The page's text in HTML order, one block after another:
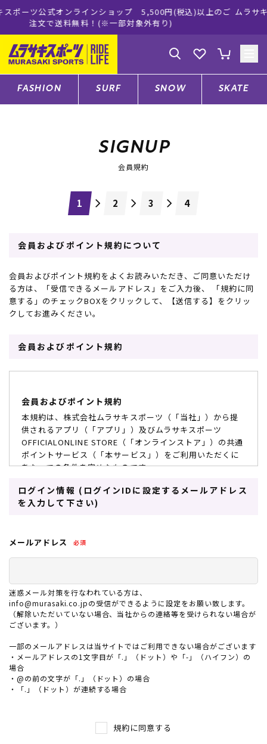
ショップ 5,500円(税込)以上のご
(※一部対象外有り)
ムラサキスポーツ公式オンラ
ゲスト様
ログイン 会員登録
ファッションTOP
サーフTOP
スノーTOP
スケートTOP
ブランド一覧
特集一覧
RIDE LIFE MAGAZINE一
スタッフスナップ
中古/アウトレット サー
中古/アウトレット スノ
会員ランク
店頭受取サービス
ギフトラッピング
アフターサポート
下取り保証について
店舗一覧
お問い合わせ
ムラサキスポーツ 公式アプリ
FASHION SURF SNOW SKATE
SIGNUP
会員規約
会員およびポイント規約について
会員およびポイント規約をよくお読みいただき、ご同意いただけ
る方は、「受信できるメールアドレス」をご入力後、 「規約に同
意する」のチェックBOXをクリックして、【送信する】をクリッ
クしてお進みください。
会員およびポイント規約
会員およびポイント規約
本規約は、株式会社ムラサキスポーツ（「当社」）から提
供されるアプリ（「アプリ」）及びムラサキスポーツ
OFFICIALONLINE STORE（「オンラインストア」）の共通
ポイントサービス（「本サービス」）をご利用いただくに
あたっての条件を定めたものです。
第1条 会員資格
会員とは、本規約に同意の上、所定の手続きにて会員登録
第2条 ご利用条件
1. 会員登録には、PC、スマートデバイスが必要です。
スにダウンロードし、会員登録を完了し、店舗でのバーコ
ードを提示することが可能なお客様のみご利用いただけま
す。
3. オンラインストアでの本サービスは、オンラインストア
用いただけます。
4. 本サービスの利用にかかる通信費用は、利用者が負担す
るものとします。
第3条 会員登録
インストア会員登録画面より必要情報をご入力いただいて
行います。（※必須情報の入力がない場合、または登録内
ログイン情報 (ログインIDに設定するメールアドレス
を入力して下さい)
メールアドレス
迷惑メール対策を行なわれている方は、
info@murasaki.co.jpの受信ができるように設定をお願い致します。
（解除いただいていない場合、当社からの連絡等を受けられない場合が
ございます。）
一部のメールアドレスは当サイトではご利用できない場合がございます
・メールアドレスの1文字目が「.」（ドット）や「-」（ハイフン）の
場合
・@の前の文字が「.」（ドット）の場合
・「.」（ドット）が連続する場合
規約に同意する